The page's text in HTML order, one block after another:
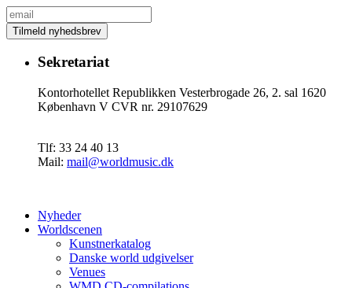
Sekretariat
Kontorhotellet Republikken Vesterbrogade 26, 2. sal 1620
København V CVR nr. 29107629
Tlf: 33 24 40 13
Mail: mail@worldmusic.dk
Nyheder
Worldscenen
Kunstnerkatalog
Danske world udgivelser
Venues